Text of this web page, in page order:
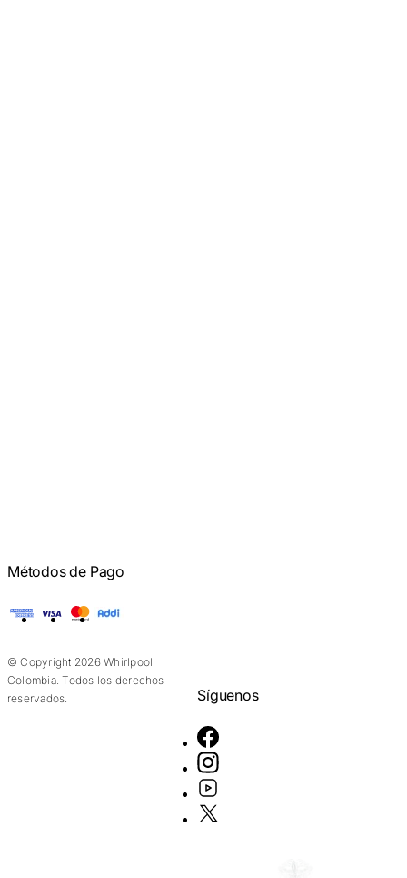
Métodos de Pago
American Express
Visa Mastercard
© Copyright 2026 Whirlpool
Colombia. Todos los derechos
reservados.
Síguenos